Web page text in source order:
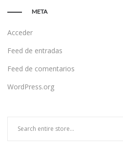
META
Acceder
Feed de entradas
Feed de comentarios
WordPress.org